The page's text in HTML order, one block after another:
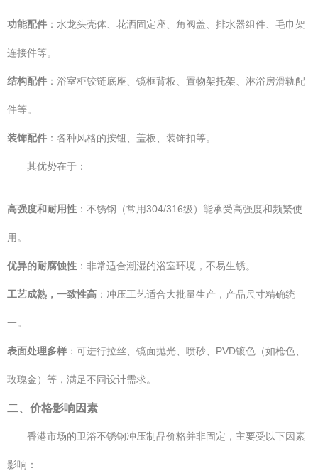
功能配件 ：水龙头壳体、花洒固定座、角阀盖、排水器组件、毛巾架
连接件等。
结构配件 ：浴室柜铰链底座、镜框背板、置物架托架、淋浴房滑轨配
件等。
装饰配件 ：各种风格的按钮、盖板、装饰扣等。
其优势在于：
高强度和耐用性 ：不锈钢（常用304/316级）能承受高强度和频繁使
用。
优异的耐腐蚀性 ：非常适合潮湿的浴室环境，不易生锈。
工艺成熟，一致性高 ：冲压工艺适合大批量生产，产品尺寸精确统
一。
表面处理多样 ：可进行拉丝、镜面抛光、喷砂、PVD镀色（如枪色、
玫瑰金）等，满足不同设计需求。
二、价格影响因素
香港市场的卫浴不锈钢冲压制品价格并非固定，主要受以下因素
影响：